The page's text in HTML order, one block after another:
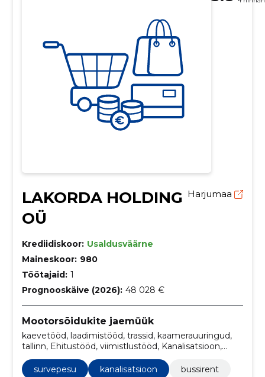
LAKORDA HOLDING
OÜ
Harjumaa
Krediidiskoor: Usaldusväärne
Maineskoor: 980
Töötajaid: 1
Prognooskäive (2026): 48 028 €
Mootorsõidukite jaemüük
kaevetööd, laadimistööd, trassid, kaamerauuringud,
tallinn, Ehitustööd, viimistlustööd, Kanalisatsioon,
traktor, kopateenus
survepesu
kanalisatsioon
bussirent